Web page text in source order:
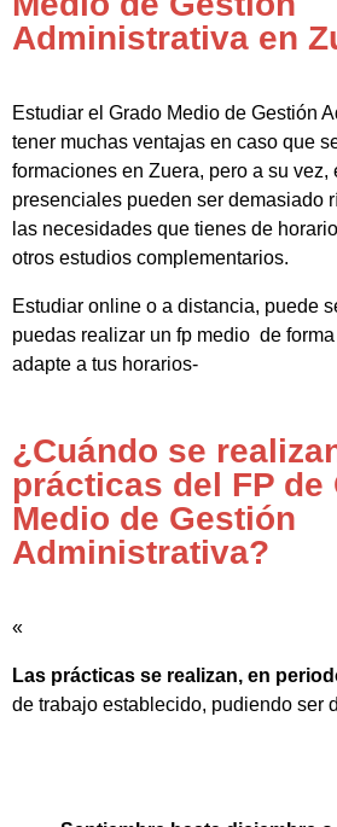
Administrativa en
Estudiar el Grado Medio de Gestión
tener muchas ventajas en caso que
formaciones en Zuera, pero a su vez,
presenciales pueden ser demasiado
las necesidades que tienes de
otros estudios complementarios.
Estudiar online o a distancia, puede
puedas realizar un fp medio de
adapte a tus horarios-
¿Cuándo se
prácticas del FP de
Medio de Gestión
Administrativa?
«
Las prácticas se realizan, en
de trabajo establecido, pudiendo ser